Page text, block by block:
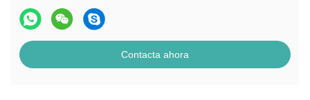
Contacta ahora